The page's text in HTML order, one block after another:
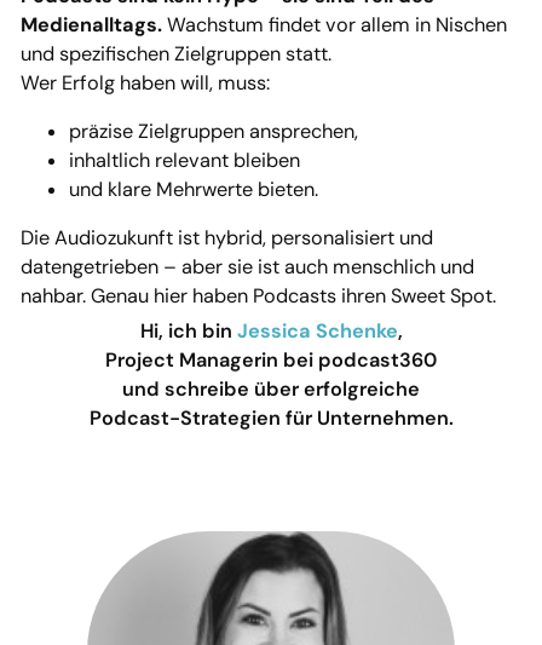
Medienalltags.Wachstum findet vor allem in Nischen
und spezifischen Zielgruppen statt.
Wer Erfolg haben will, muss:
präzise Zielgruppen ansprechen,
inhaltlich relevant bleiben
und klare Mehrwerte bieten.
Die Audiozukunft ist hybrid, personalisiert und
datengetrieben – aber sie ist auch menschlich und
nahbar. Genau hier haben Podcasts ihren Sweet Spot.
Hi, ich bin Jessica Schenke,
Project Managerin bei podcast360
und schreibe über erfolgreiche
Podcast-Strategien für Unternehmen.